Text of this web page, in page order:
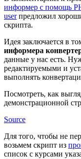
информер с помощь
userпредложил
скрипта.
Идея заключается в
информера
данные у нас есть.
редактируемыми и
выполнять
Посмотреть, как
демонстрационной
Source
Для того, чтобы не
возьмем скрипт из
список с курсами